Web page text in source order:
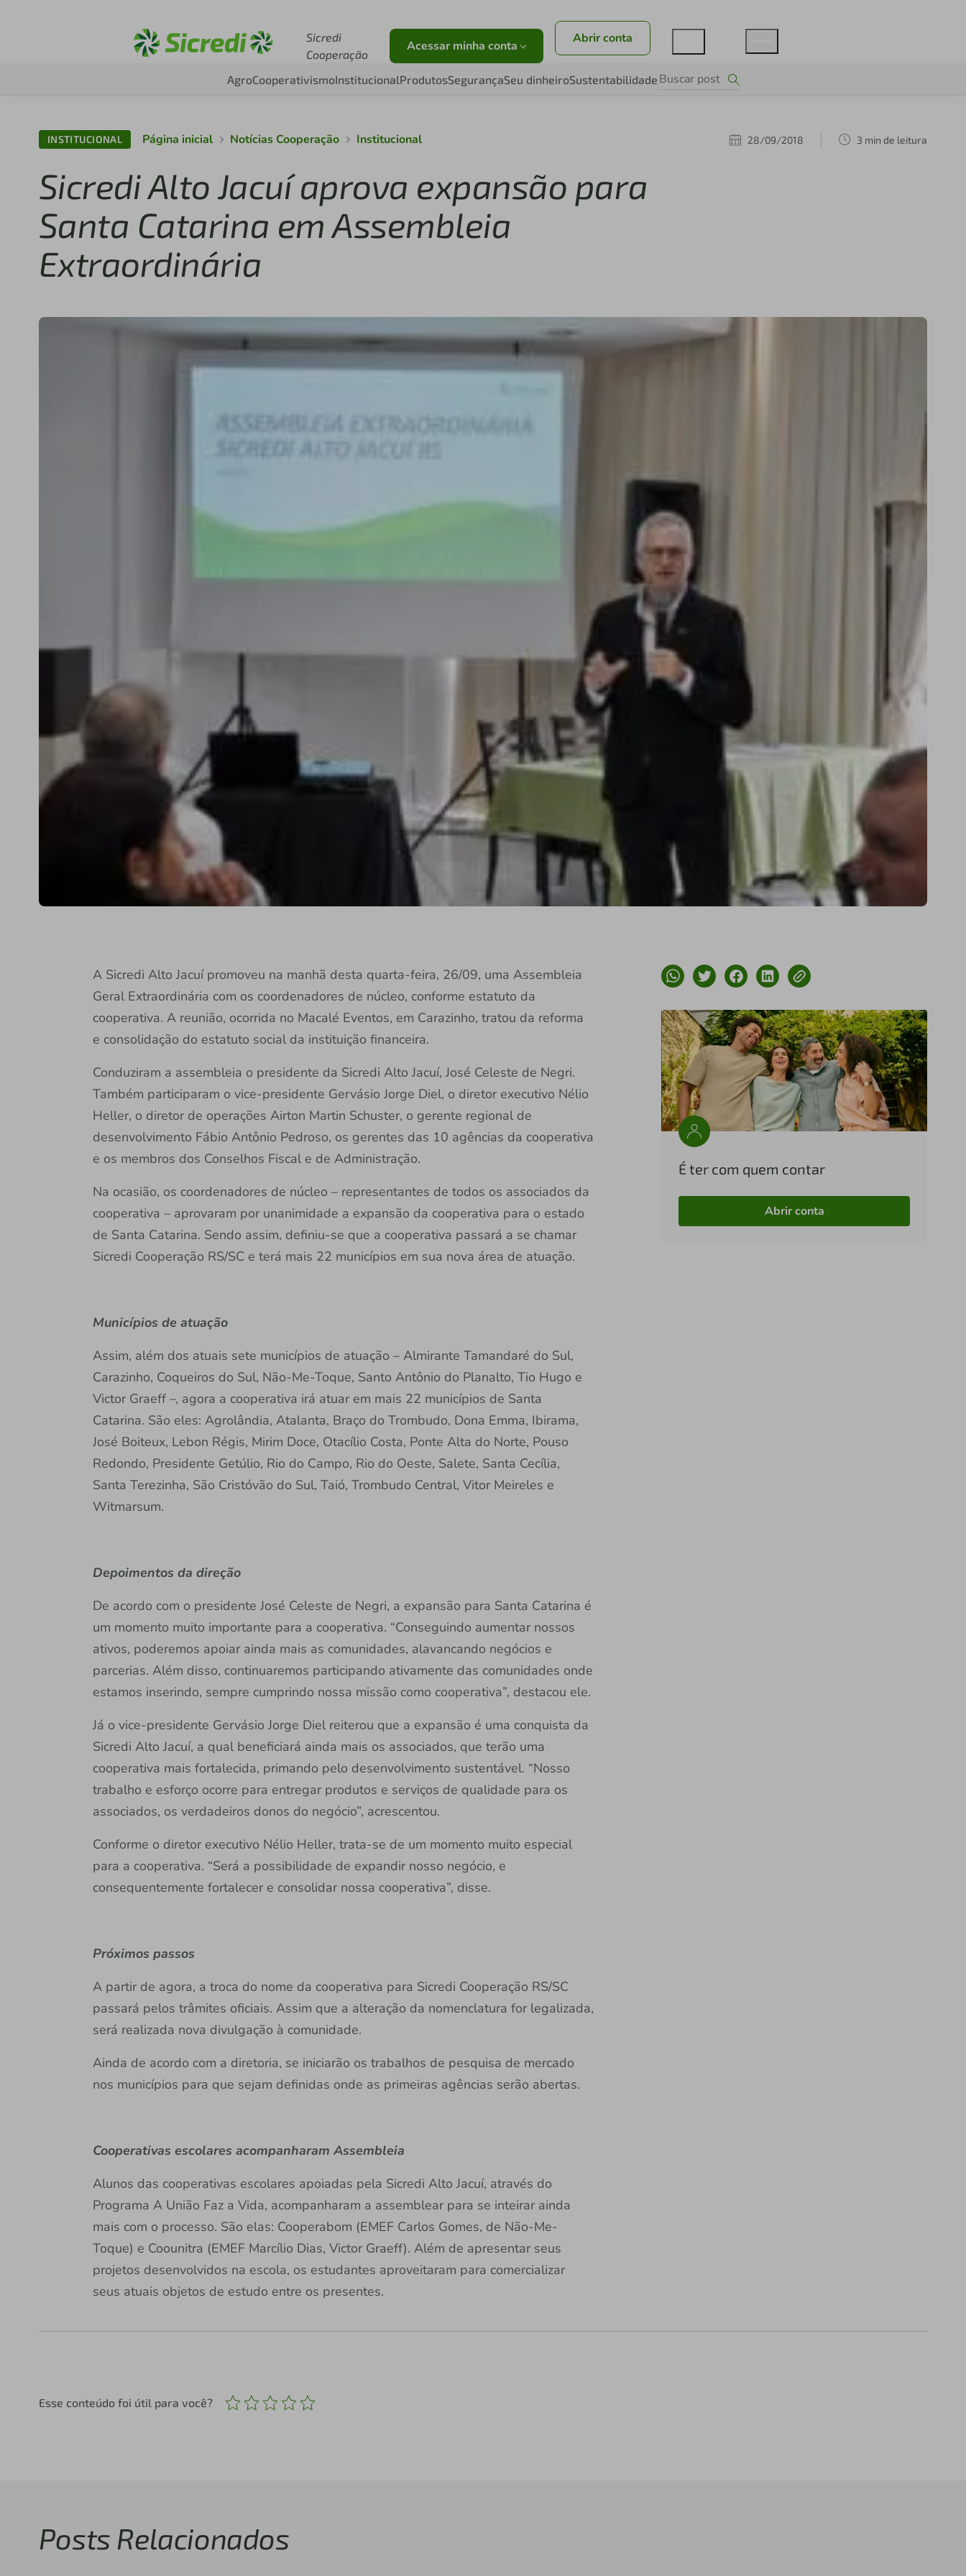
Sicredi
Cooperação
Acessar minha conta Abrir conta
AgroCooperativismoInstitucionalProdutosSegurançaSeu dinheiroSustentabilidade
INSTITUCIONAL Página inicial Notícias Cooperação Institucional 28/09/2018 3 min de leitura
Sicredi Alto Jacuí aprova expansão para
Santa Catarina em Assembleia
Extraordinária
A Sicredi Alto Jacuí promoveu na manhã desta quarta-feira, 26/09, uma Assembleia
Geral Extraordinária com os coordenadores de núcleo, conforme estatuto da
cooperativa. A reunião, ocorrida no Macalé Eventos, em Carazinho, tratou da reforma
e consolidação do estatuto social da instituição financeira.
Conduziram a assembleia o presidente da Sicredi Alto Jacuí, José Celeste de Negri.
Também participaram o vice-presidente Gervásio Jorge Diel, o diretor executivo Nélio
Heller, o diretor de operações Airton Martin Schuster, o gerente regional de
desenvolvimento Fábio Antônio Pedroso, os gerentes das 10 agências da cooperativa
e os membros dos Conselhos Fiscal e de Administração.
Na ocasião, os coordenadores de núcleo – representantes de todos os associados da
cooperativa – aprovaram por unanimidade a expansão da cooperativa para o estado
de Santa Catarina. Sendo assim, definiu-se que a cooperativa passará a se chamar
Sicredi Cooperação RS/SC e terá mais 22 municípios em sua nova área de atuação.
Municípios de atuação
Assim, além dos atuais sete municípios de atuação – Almirante Tamandaré do Sul,
Carazinho, Coqueiros do Sul, Não-Me-Toque, Santo Antônio do Planalto, Tio Hugo e
Victor Graeff –, agora a cooperativa irá atuar em mais 22 municípios de Santa
Catarina. São eles: Agrolândia, Atalanta, Braço do Trombudo, Dona Emma, Ibirama,
José Boiteux, Lebon Régis, Mirim Doce, Otacílio Costa, Ponte Alta do Norte, Pouso
Redondo, Presidente Getúlio, Rio do Campo, Rio do Oeste, Salete, Santa Cecília,
Santa Terezinha, São Cristóvão do Sul, Taió, Trombudo Central, Vitor Meireles e
Witmarsum.
Depoimentos da direção
De acordo com o presidente José Celeste de Negri, a expansão para Santa Catarina é
um momento muito importante para a cooperativa. “Conseguindo aumentar nossos
ativos, poderemos apoiar ainda mais as comunidades, alavancando negócios e
parcerias. Além disso, continuaremos participando ativamente das comunidades onde
estamos inserindo, sempre cumprindo nossa missão como cooperativa”, destacou ele.
Já o vice-presidente Gervásio Jorge Diel reiterou que a expansão é uma conquista da
Sicredi Alto Jacuí, a qual beneficiará ainda mais os associados, que terão uma
cooperativa mais fortalecida, primando pelo desenvolvimento sustentável. “Nosso
trabalho e esforço ocorre para entregar produtos e serviços de qualidade para os
associados, os verdadeiros donos do negócio”, acrescentou.
Conforme o diretor executivo Nélio Heller, trata-se de um momento muito especial
para a cooperativa. “Será a possibilidade de expandir nosso negócio, e
consequentemente fortalecer e consolidar nossa cooperativa”, disse.
Próximos passos
A partir de agora, a troca do nome da cooperativa para Sicredi Cooperação RS/SC
passará pelos trâmites oficiais. Assim que a alteração da nomenclatura for legalizada,
será realizada nova divulgação à comunidade.
Ainda de acordo com a diretoria, se iniciarão os trabalhos de pesquisa de mercado
nos municípios para que sejam definidas onde as primeiras agências serão abertas.
Cooperativas escolares acompanharam Assembleia
Alunos das cooperativas escolares apoiadas pela Sicredi Alto Jacuí, através do
Programa A União Faz a Vida, acompanharam a assemblear para se inteirar ainda
mais com o processo. São elas: Cooperabom (EMEF Carlos Gomes, de Não-Me-
Toque) e Coounitra (EMEF Marcílio Dias, Victor Graeff). Além de apresentar seus
projetos desenvolvidos na escola, os estudantes aproveitaram para comercializar
seus atuais objetos de estudo entre os presentes.
É ter com quem contar
Abrir conta
Esse conteúdo foi útil para você?
Posts Relacionados